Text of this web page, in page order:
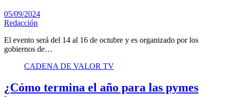
05/09/2024
Redacción
El evento será del 14 al 16 de octubre y es organizado por los
gobiernos de…
CADENA DE VALOR TV
¿Cómo termina el año para las pymes